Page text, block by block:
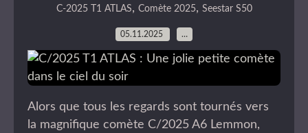
C-2025 T1 ATLAS, Comète 2025, Seestar S50
05.11.2025 …
Alors que tous les regards sont tournés vers
la magnifique comète C/2025 A6 Lemmon,